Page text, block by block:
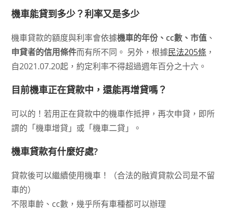
機車能貸到多少？利率又是多少
機車貸款的額度與利率會依據機車的年份、cc數、市值 、
申貸者的信用條件而有所不同。 另外，根據民法205條 ，
自2021.07.20起，約定利率不得超過週年百分之十六。
目前機車正在貸款中，還能再增貸嗎？
可以的！若用正在貸款中的機車作抵押，再次申貸，即所
謂的「機車增貸」或「機車二貸」。
機車貸款有什麼好處?
貸款後可以繼續使用機車！（合法的融資貸款公司是不留
車的）
不限車齡、cc數，幾乎所有車種都可以辦理